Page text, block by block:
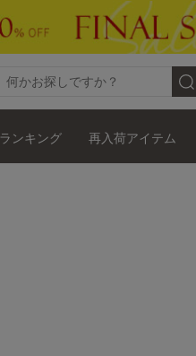
ランキング 再入荷アイテム